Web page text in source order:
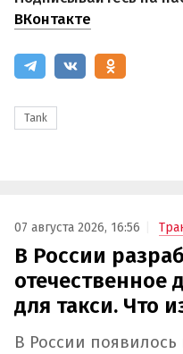
ВКонтакте
Tank
07 августа 2026, 16:56
В России
отечественное
для такси. Что
В России появилось